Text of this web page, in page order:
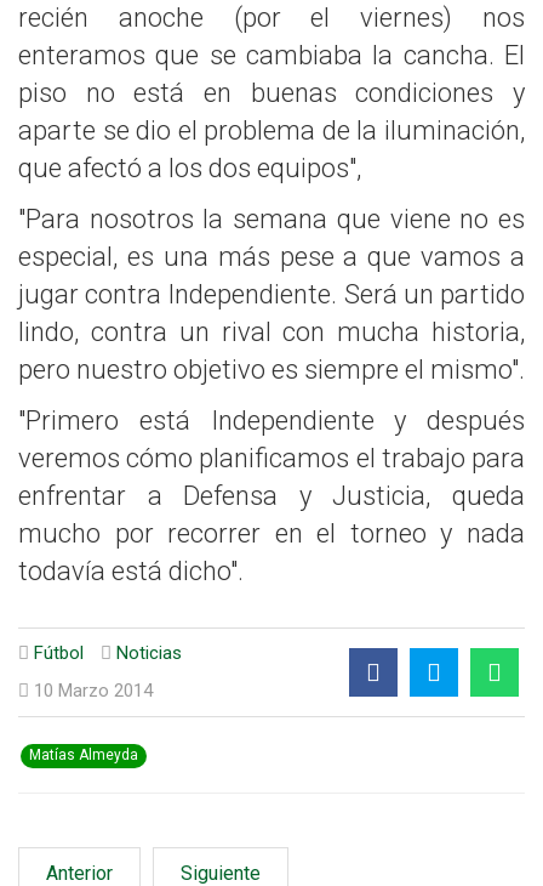
recién anoche (por el viernes) nos
enteramos que se cambiaba la cancha. El
piso no está en buenas condiciones y
aparte se dio el problema de la iluminación,
que afectó a los dos equipos",
"Para nosotros la semana que viene no es
especial, es una más pese a que vamos a
jugar contra Independiente. Será un partido
lindo, contra un rival con mucha historia,
pero nuestro objetivo es siempre el mismo".
"Primero está Independiente y después
veremos cómo planificamos el trabajo para
enfrentar a Defensa y Justicia, queda
mucho por recorrer en el torneo y nada
todavía está dicho".
Fútbol
Noticias
10 Marzo 2014
Matías Almeyda
Anterior Siguiente